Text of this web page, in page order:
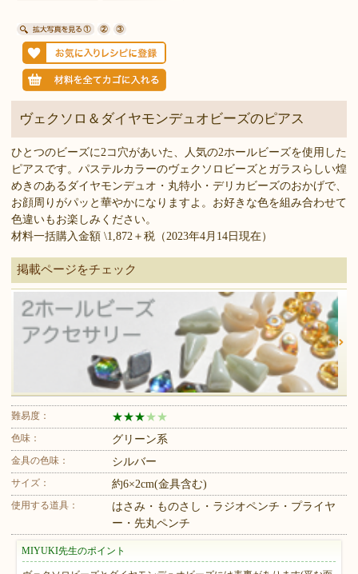
ヴェクソロ＆ダイヤモンデュオビーズのピアス
ひとつのビーズに2コ穴があいた、人気の2ホールビーズを使用した
ピアスです。パステルカラーのヴェクソロビーズとガラスらしい煌
めきのあるダイヤモンデュオ・丸特小・デリカビーズのおかげで、
お顔周りがパッと華やかになりますよ。お好きな色を組み合わせて
色違いもお楽しみください。
材料一括購入金額 \1,872＋税（2023年4月14日現在）
掲載ページをチェック
難易度： ★★★ ★ ★
色味： グリーン系
金具の色味： シルバー
サイズ： 約6×2cm(金具含む)
使用する道具：
はさみ・ものさし・ラジオペンチ・プライヤ
ー・先丸ペンチ
MIYUKI先生のポイント